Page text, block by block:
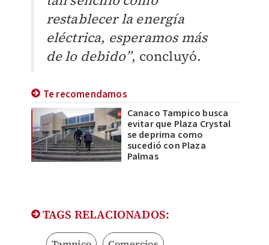
restablecer la energía
eléctrica, esperamos más
de lo debido”, concluyó.
Te recomendamos
Canaco Tampico busca
evitar que Plaza Crystal
se deprima como
sucedió con Plaza
Palmas
TAGS RELACIONADOS: